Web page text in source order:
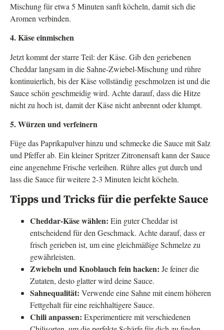
Mischung für etwa 5 Minuten sanft köcheln, damit sich die
Aromen verbinden.
4. Käse einmischen
Jetzt kommt der starre Teil: der Käse. Gib den geriebenen
Cheddar langsam in die Sahne-Zwiebel-Mischung und rühre
kontinuierlich, bis der Käse vollständig geschmolzen ist und die
Sauce schön geschmeidig wird. Achte darauf, dass die Hitze
nicht zu hoch ist, damit der Käse nicht anbrennt oder klumpt.
5. Würzen und verfeinern
Füge das Paprikapulver hinzu und schmecke die Sauce mit Salz
und Pfeffer ab. Ein kleiner Spritzer Zitronensaft kann der Sauce
eine angenehme Frische verleihen. Rühre alles gut durch und
lass die Sauce für weitere 2-3 Minuten leicht köcheln.
Tipps und Tricks für die perfekte Sauce
Cheddar-Käse wählen: Ein guter Cheddar ist
entscheidend für den Geschmack. Achte darauf, dass er
frisch gerieben ist, um eine gleichmäßige Schmelze zu
gewährleisten.
Zwiebeln und Knoblauch fein hacken: Je feiner die
Zutaten, desto glatter wird deine Sauce.
Sahnequalität: Verwende eine Sahne mit einem höheren
Fettgehalt für eine reichhaltigere Sauce.
Chili anpassen: Experimentiere mit verschiedenen